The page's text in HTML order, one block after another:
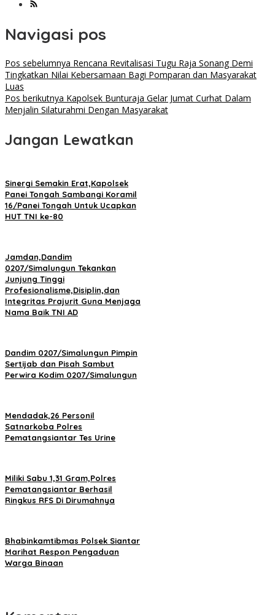
Navigasi pos
Pos sebelumnya Rencana Revitalisasi Tugu Raja Sonang Demi
Tingkatkan Nilai Kebersamaan Bagi Pomparan dan Masyarakat
Luas
Pos berikutnya Kapolsek Bunturaja Gelar Jumat Curhat Dalam
Menjalin Silaturahmi Dengan Masyarakat
Jangan Lewatkan
Sinergi Semakin Erat,Kapolsek
Panei Tongah Sambangi Koramil
16/Panei Tongah Untuk Ucapkan
HUT TNI ke-80
Jamdan,Dandim
0207/Simalungun Tekankan
Junjung Tinggi
Profesionalisme,Disiplin,dan
Integritas Prajurit Guna Menjaga
Nama Baik TNI AD
Dandim 0207/Simalungun Pimpin
Sertijab dan Pisah Sambut
Perwira Kodim 0207/Simalungun
Mendadak,26 Personil
Satnarkoba Polres
Pematangsiantar Tes Urine
Miliki Sabu 1,31 Gram,Polres
Pematangsiantar Berhasil
Ringkus RFS Di Dirumahnya
Bhabinkamtibmas Polsek Siantar
Marihat Respon Pengaduan
Warga Binaan